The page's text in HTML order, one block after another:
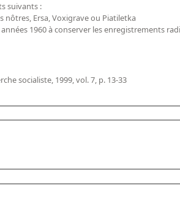
suivants :
nôtres, Ersa, Voxigrave ou Piatiletka
socialiste, 1999, vol. 7, p. 13-33